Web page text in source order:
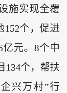
施实现全覆
152个，促进
亿元。8个中
134个，帮扶
兴万村”行